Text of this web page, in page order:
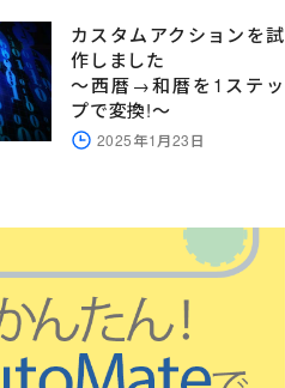
カスタムアクションを試
作しました
～西暦→和暦を1ステッ
プで変換!～
2025年1月23日